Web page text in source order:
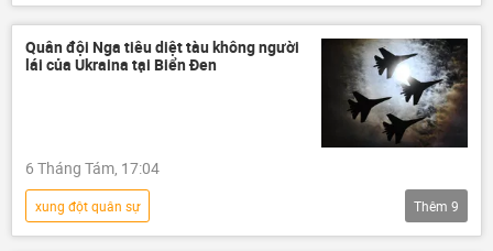
Chiến dịch quân sự đặc biệt tại Ukraina
Thế giới
Bộ Ngoại giao Nga
Chính trị
khủng bố
Liên bang Nga
xung đột
Quân đội Nga tiêu diệt tàu không người
lái của Ukraina tại Biển Đen
6 Tháng Tám, 17:04
xung đột quân sự
Chiến dịch quân sự đặc biệt tại Ukraina
Thêm 9